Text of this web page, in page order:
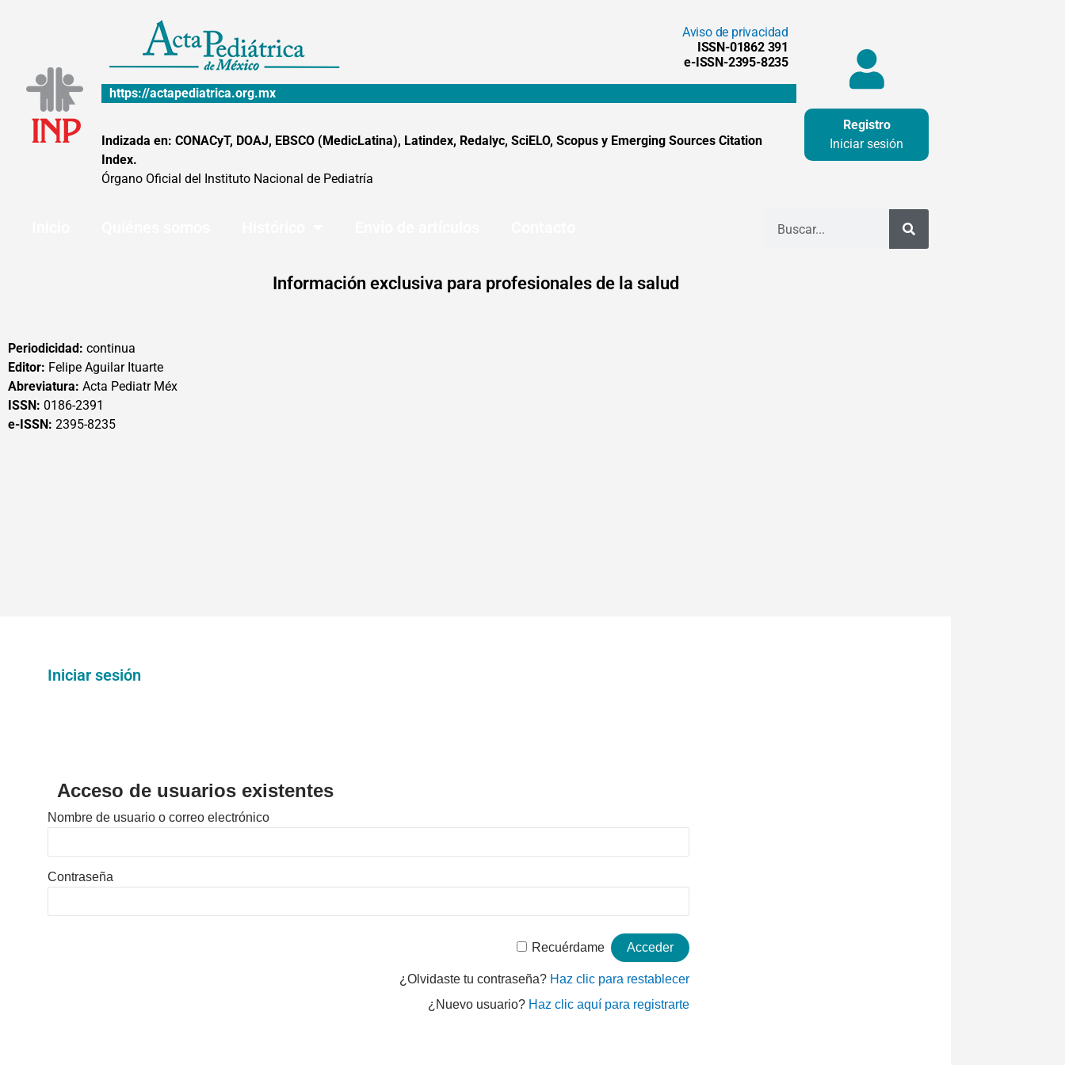
Aviso de privacidad
ISSN-01862 391
e-ISSN-2395-8235
https://actapediatrica.org.mx
Indizada en: CONACyT, DOAJ, EBSCO (MedicLatina), Latindex, Redalyc, SciELO, Scopus y Emerging Sources Citation
Index.
Órgano Oficial del Instituto Nacional de Pediatría
Registro
Iniciar sesión
Información exclusiva para profesionales de la salud
Periodicidad: continua
Editor: Felipe Aguilar Ituarte
Abreviatura: Acta Pediatr Méx
ISSN: 0186-2391
e-ISSN: 2395-8235
Iniciar sesión
Acceso de usuarios existentes
Nombre de usuario o correo electrónico
Contraseña
Recuérdame
¿Olvidaste tu contraseña? Haz clic para restablecer
¿Nuevo usuario? Haz clic aquí para registrarte